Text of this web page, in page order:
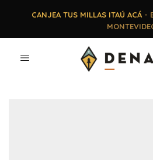
CANJEA TUS MILLAS ITAÚ ACÁ-